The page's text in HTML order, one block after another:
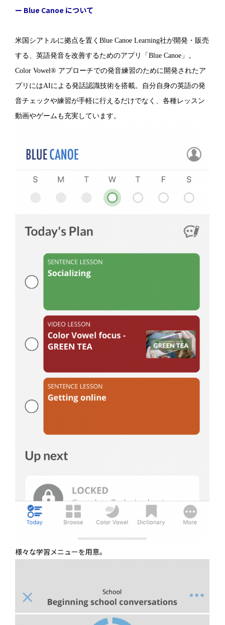
ー Blue Canoe について
米国シアトルに拠点を置くBlue Canoe Learning社が開発・販売
する、英語発音を改善するためのアプリ「Blue Canoe」。
Color Vowel® アプローチでの発音練習のために開発されたア
プリにはAIによる発話認識技術を搭載。自分自身の英語の発
音チェックや練習が手軽に行えるだけでなく、各種レッスン
動画やゲームも充実しています。
様々な学習メニューを用意。